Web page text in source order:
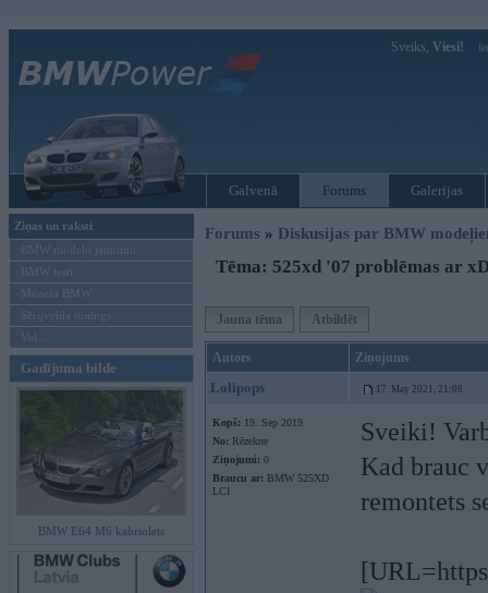
Sveiks, Viesi!
Galvenā Forums Galerijas
Ziņas un raksti
BMW modeļu jaunumi
BMW testi
Mēneša BMW
Sērijveida tūnings
Vel...
Gadījuma bilde
BMW E64 M6 kabriolets
Forums » Diskusijas par BMW
Tēma: 525xd '07 problēmas ar
Jauna tēma Atbildēt
Autors Ziņojums
Lolipops 17. May 2021, 21:08
Kopš: 19. Sep 2019
No: Rēzekne
Ziņojumi: 0
Braucu ar: BMW 525XD
LCI
Sveiki!
Kad brauc
remontets